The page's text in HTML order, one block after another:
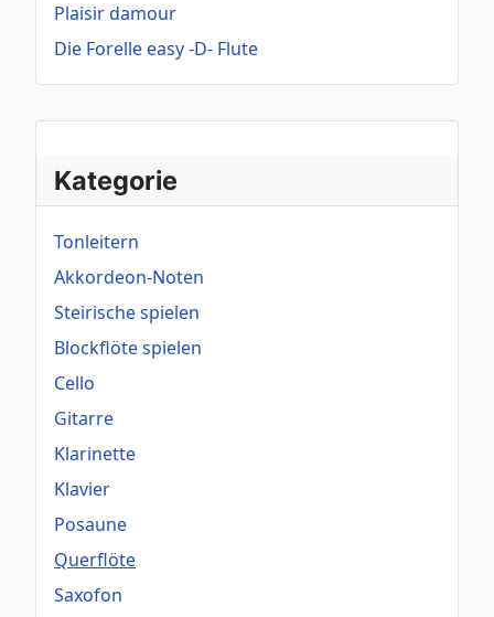
Kategorie
Tonleitern
Akkordeon-Noten
Steirische spielen
Blockflöte spielen
Cello
Gitarre
Klarinette
Klavier
Posaune
Querflöte
Saxofon
Plaisir damour
Die Forelle easy -D- Flute